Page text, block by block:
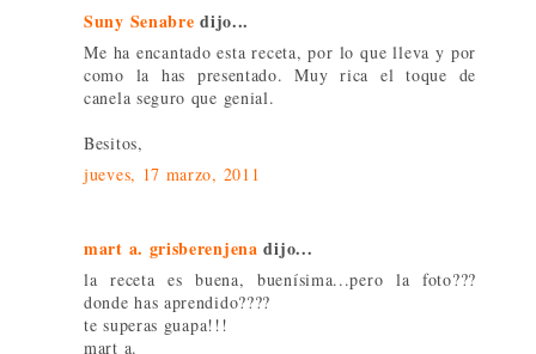
Suny Senabre dijo...
Me ha encantado esta receta, por lo que lleva y por
como la has presentado. Muy rica el toque de
canela seguro que genial.
Besitos,
jueves, 17 marzo, 2011
mart a. grisberenjena dijo...
la receta es buena, buenísima...pero la foto???
donde has aprendido????
te superas guapa!!!
mart a.